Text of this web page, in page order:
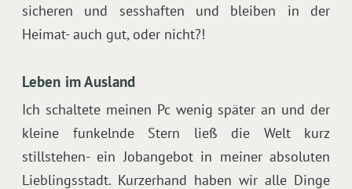
sicheren und sesshaften und bleiben in der
Heimat- auch gut, oder nicht?!
Leben im Ausland
Ich schaltete meinen Pc wenig später an und der
kleine funkelnde Stern ließ die Welt kurz
stillstehen- ein Jobangebot in meiner absoluten
Lieblingsstadt. Kurzerhand haben wir alle Dinge